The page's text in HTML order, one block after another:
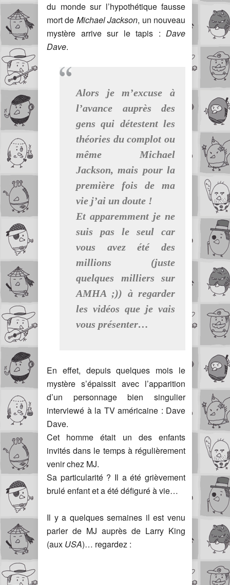
du monde sur l’hypothétique fausse
mort de Michael Jackson, un nouveau
mystère arrive sur le tapis : Dave
Dave.
Alors je m’excuse à
l’avance auprès des
gens qui détestent les
théories du complot ou
même Michael
Jackson, mais pour la
première fois de ma
vie j’ai un doute !
Et apparemment je ne
suis pas le seul car
vous avez été des
millions (juste
quelques milliers sur
AMHA ;)) à regarder
les vidéos que je vais
vous présenter…
En effet, depuis quelques mois le
mystère s’épaissit avec l’apparition
d’un personnage bien singulier
interviewé à la TV américaine : Dave
Dave.
Cet homme était un des enfants
invités dans le temps à régulièrement
venir chez MJ.
Sa particularité ? Il a été grièvement
brulé enfant et a été défiguré à vie…
Il y a quelques semaines il est venu
parler de MJ auprès de Larry King
(aux USA)… regardez :